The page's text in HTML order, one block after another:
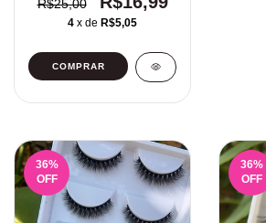
R$25,00
4 x de R$5,05
36%
OFF
36%
OFF